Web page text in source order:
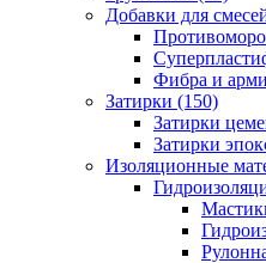
Добавки для
Фибра и
Затирки (150)
Затирки
Затирки
Изоляционные